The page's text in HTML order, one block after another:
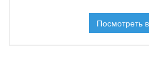
Посмотреть